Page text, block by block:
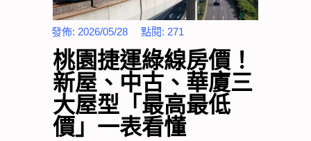
發佈: 2026/05/28 點閱: 271
桃園捷運綠線房價！
新屋、中古、華廈三
大屋型「最高最低
價」一表看懂